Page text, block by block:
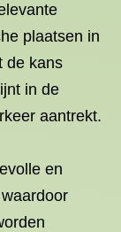
plaatsen in
de kans
in de
aantrekt.
en